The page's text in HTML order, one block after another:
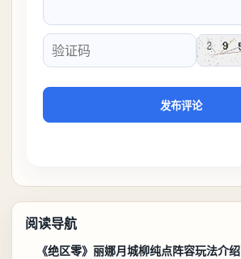
验证码
发布评论
阅读导航
《绝区零》丽娜月城柳纯点阵容玩法介绍